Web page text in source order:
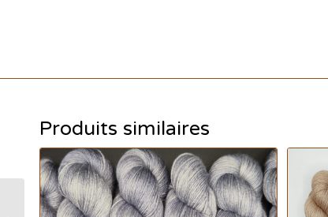
Produits similaires
Alexandrie Dk – Tweed